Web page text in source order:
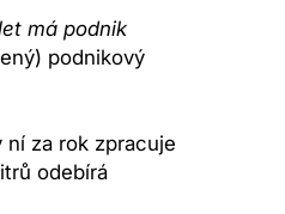
má podnik
podnikový
za rok zpracuje
odebírá